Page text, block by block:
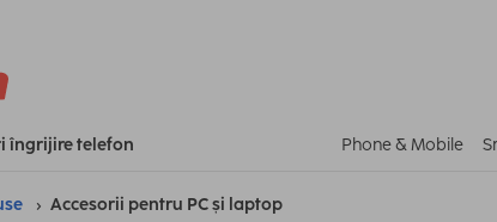
îngrijire telefon Phone & Mobile
Accesorii pentru PC și laptop